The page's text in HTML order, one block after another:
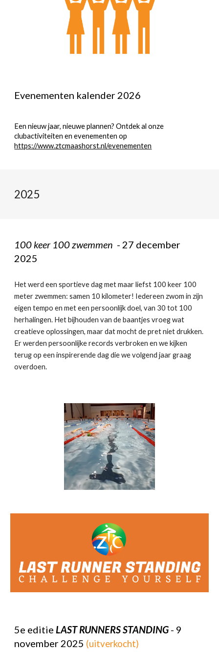
Evenementen kalender 2026
Een nieuw jaar, nieuwe plannen? Ontdek al onze
clubactiviteiten en evenementen op
https://www.ztcmaashorst.nl/evenementen
2025
100 keer 100 zwemmen - 27 december
2025
Het werd een sportieve dag met maar liefst 100 keer 100
meter zwemmen: samen 10 kilometer! Iedereen zwom in zijn
eigen tempo en met een persoonlijk doel, van 30 tot 100
herhalingen. Het bijhouden van de baantjes vroeg wat
creatieve oplossingen, maar dat mocht de pret niet drukken.
Er werden persoonlijke records verbroken en we kijken
terug op een inspirerende dag die we volgend jaar graag
overdoen.
5e editieLAST RUNNERS STANDING - 9
november 2025 (uitverkocht)